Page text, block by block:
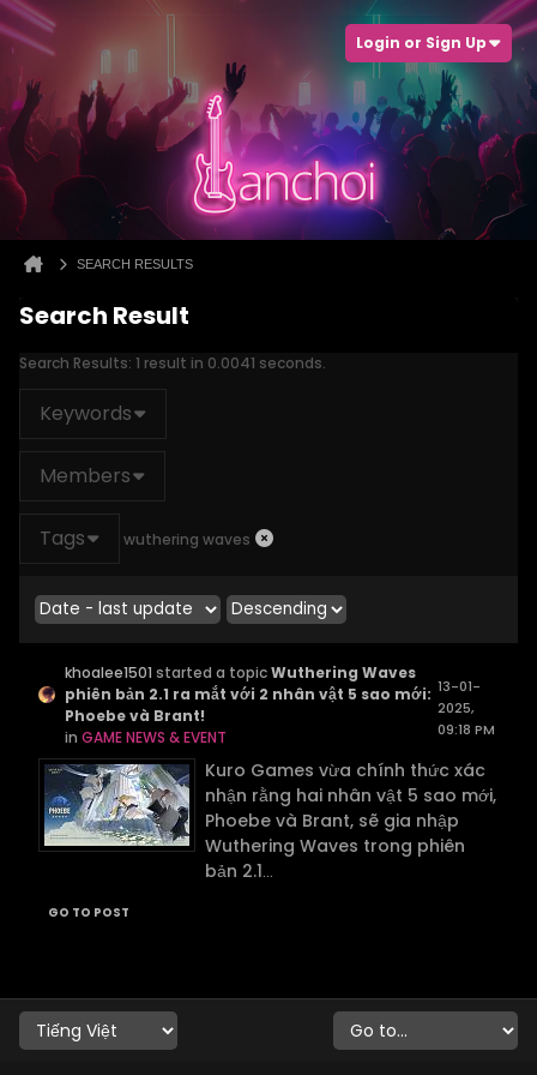
Login or Sign Up
SEARCH RESULTS
Search Result
Search Results: 1 result in 0.0041 seconds.
Keywords
Members
Tags wuthering waves
khoalee1501 started a topicWuthering Waves
phiên bản 2.1 ra mắt với 2 nhân vật 5 sao mới:
Phoebe và Brant!
in GAME NEWS & EVENT
13-01-
2025,
09:18 PM
Kuro Games vừa chính thức xác
nhận rằng hai nhân vật 5 sao mới,
Phoebe và Brant, sẽ gia nhập
Wuthering Waves trong phiên
bản 2.1...
GO TO POST